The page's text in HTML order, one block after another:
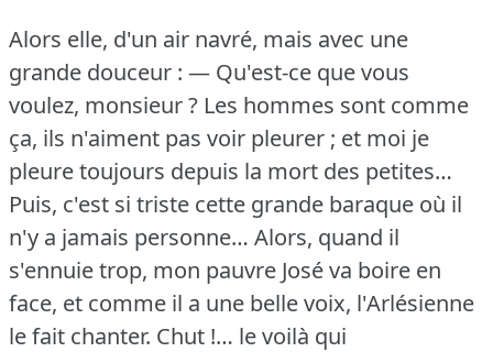
Alors elle, d'un air navré, mais avec une
grande douceur : — Qu'est-ce que vous
voulez, monsieur ? Les hommes sont comme
ça, ils n'aiment pas voir pleurer ; et moi je
pleure toujours depuis la mort des petites…
Puis, c'est si triste cette grande baraque où il
n'y a jamais personne… Alors, quand il
s'ennuie trop, mon pauvre José va boire en
face, et comme il a une belle voix, l'Arlésienne
le fait chanter. Chut !… le voilà qui